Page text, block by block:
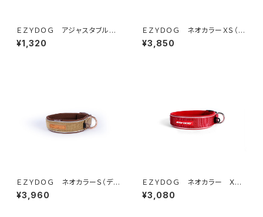
ＥＺＹＤＯＧ アジャスタブルカ
ラー S (全3色)
¥1,320
ＥＺＹＤＯＧ ネオカラーＸＳ（デ
ニム＆コーデュロイ）
¥3,850
ＥＺＹＤＯＧ ネオカラーＳ（デニ
ム＆コーデュロイ）
¥3,960
ＥＺＹＤＯＧ ネオカラー XS
(全6色)
¥3,080